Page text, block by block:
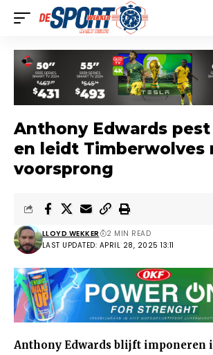
Anthony Edwards
en leidt Timberwolves
voorsprong
LAST UPDATED: APRIL 28, 2025 13:11
LLOYD WEKKER 2 MIN READ
Anthony Edwards blijft imponeren